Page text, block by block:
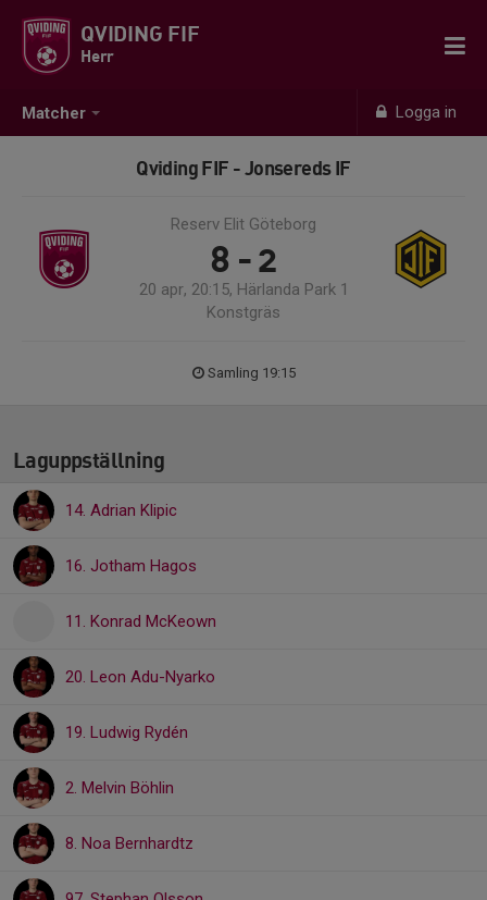
Matcher Logga in
QVIDING FIF
Herr
Qviding FIF - Jonsereds IF
Reserv Elit Göteborg
8 - 2
20 apr, 20:15, Härlanda Park 1
Konstgräs
Samling 19:15
Laguppställning
14. Adrian Klipic
16. Jotham Hagos
11. Konrad McKeown
20. Leon Adu-Nyarko
19. Ludwig Rydén
2. Melvin Böhlin
8. Noa Bernhardtz